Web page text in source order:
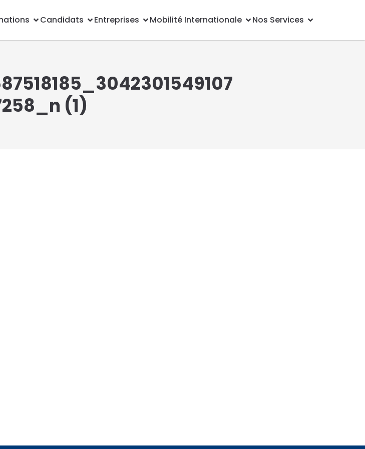
Candidats Entreprises Mobilité Internationale Nos Services
(1)